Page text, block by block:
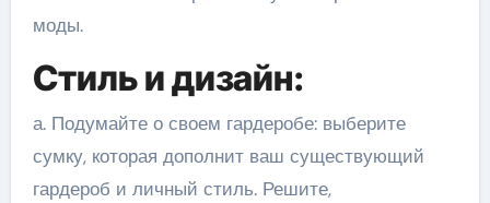
моды.
Стиль и дизайн:
а. Подумайте о своем гардеробе: выберите
сумку, которая дополнит ваш существующий
гардероб и личный стиль. Решите,